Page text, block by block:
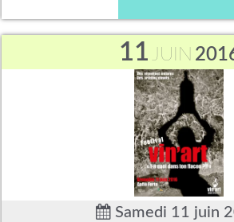
11 JUIN
Samedi 11 juin